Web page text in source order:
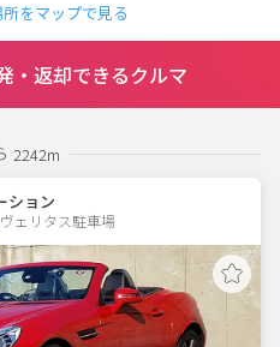
をマップで見る
・返却できるクルマ
2242m
ション
ェリタス駐車場